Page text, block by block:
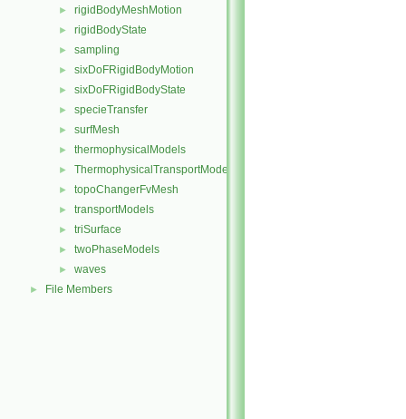
► rigidBodyMeshMotion
► rigidBodyState
► sampling
► sixDoFRigidBodyMotion
► sixDoFRigidBodyState
► specieTransfer
► surfMesh
► thermophysicalModels
► ThermophysicalTransportModels
► topoChangerFvMesh
► transportModels
► triSurface
► twoPhaseModels
► waves
► File Members